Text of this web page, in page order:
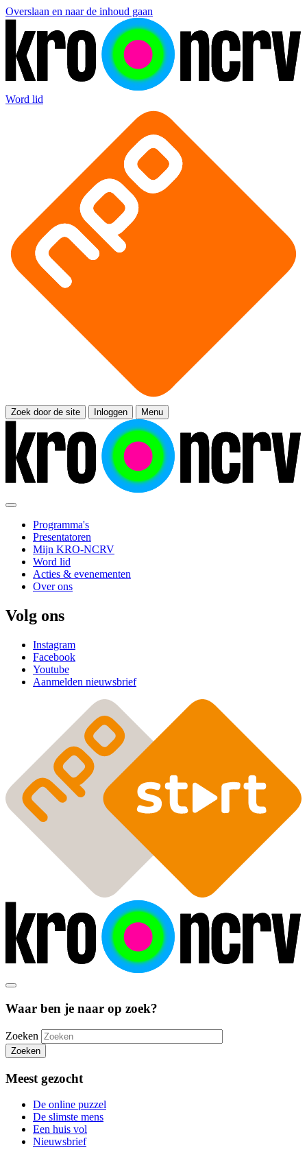
Overslaan en naar de inhoud gaan
Word lid
Zoek door de site Inloggen Menu
Programma's
Presentatoren
Mijn KRO-NCRV
Word lid
Acties & evenementen
Over ons
Volg ons
Instagram
Facebook
Youtube
Aanmelden nieuwsbrief
Waar ben je naar op zoek?
Zoeken
Zoeken
Meest gezocht
De online puzzel
De slimste mens
Een huis vol
Nieuwsbrief